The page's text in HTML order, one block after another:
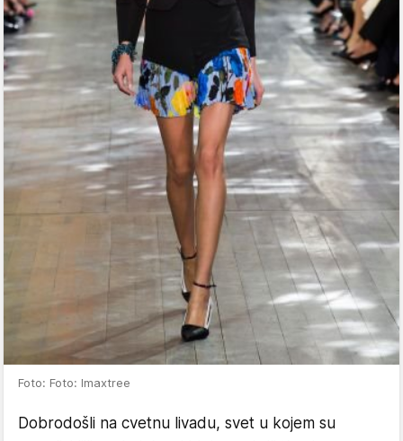
Foto: Foto: Imaxtree
Dobrodošli na cvetnu livadu, svet u kojem su